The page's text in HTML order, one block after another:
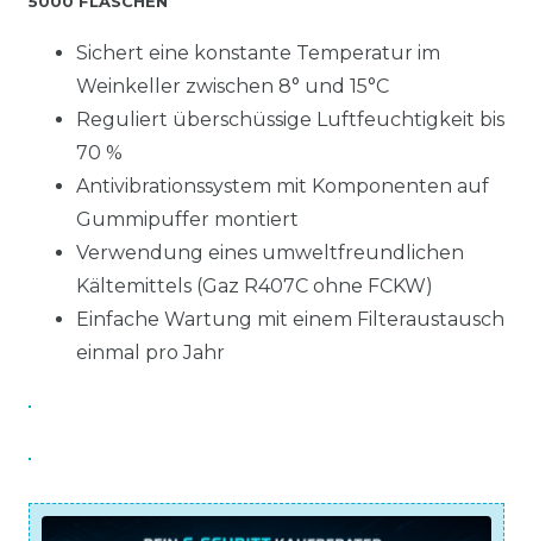
Sichert eine konstante Temperatur im
Weinkeller zwischen 8° und 15°C
Reguliert überschüssige Luftfeuchtigkeit bis
70 %
Antivibrationssystem mit Komponenten auf
Gummipuffer montiert
Verwendung eines umweltfreundlichen
Kältemittels (Gaz R407C ohne FCKW)
Einfache Wartung mit einem Filteraustausch
einmal pro Jahr